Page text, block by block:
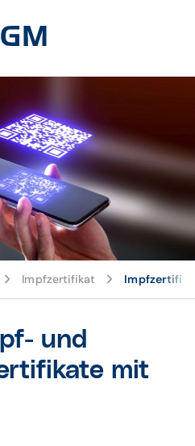
Impfzertifikat
und
mit